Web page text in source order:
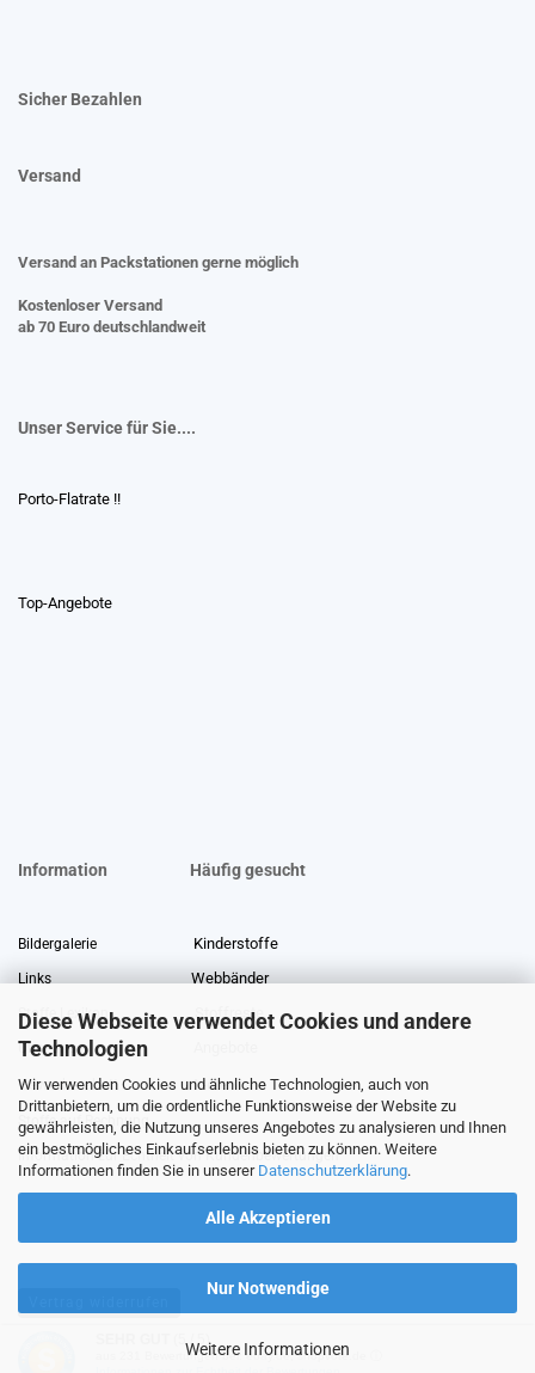
Diese Webseite verwendet Cookies und andere
Technologien
Wir verwenden Cookies und ähnliche Technologien, auch von
Drittanbietern, um die ordentliche Funktionsweise der Website zu
gewährleisten, die Nutzung unseres Angebotes zu analysieren und Ihnen
ein bestmögliches Einkaufserlebnis bieten zu können. Weitere
Informationen finden Sie in unserer Datenschutzerklärung.
Alle Akzeptieren
Nur Notwendige
Weitere Informationen
Sicher Bezahlen
Versand
Versand an Packstationen gerne möglich
Kostenloser Versand
ab 70 Euro deutschlandweit
Unser Service für Sie....
Porto-Flatrate !!
Top-Angebote
Information Häufig gesucht
Bildergalerie Kinderstoffe
Links Webbänder
Stoffe Lexikon Stoffreste
Über uns
Gewerberabatt Meterware
Stoffe auf Rechnung
Information zur Echtheit von Kundenbewertungen
(5 / 5)
Bewertungen bei: ebay.de, shopvote.de ⓘ